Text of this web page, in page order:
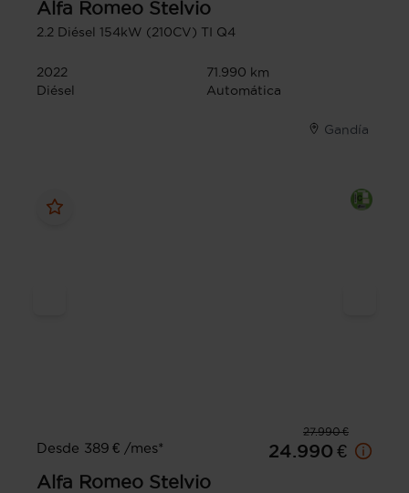
Alfa Romeo Stelvio
2.2 Diésel 154kW (210CV) TI Q4
2022
71.990 km
Diésel
Automática
Gandía
27.990 €
Desde 389 € /mes*
24.990 €
Alfa Romeo Stelvio